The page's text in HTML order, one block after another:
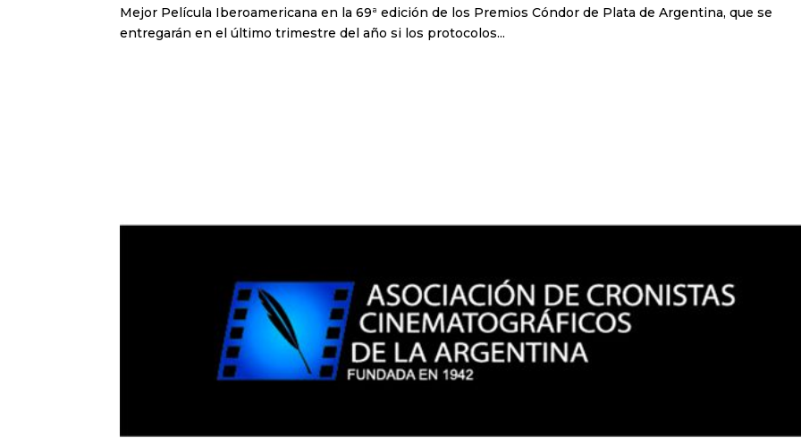
Mejor Película Iberoamericana en la 69ª edición de los Premios Cóndor de Plata de Argentina, que se
entregarán en el último trimestre del año si los protocolos...